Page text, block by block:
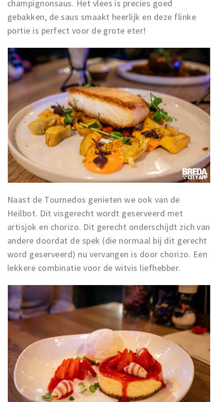
champignonsaus. Het vlees is precies goed
gebakken, de saus smaakt heerlijk en deze flinke
portie is perfect voor de grote eter!
Naast de Tournedos genieten we ook van de
Heilbot. Dit visgerecht wordt geserveerd met
artisjok en chorizo. Dit gerecht onderschijdt zich van
andere doordat de spek (die normaal bij dit gerecht
word geserveerd) nu vervangen is door chorizo. Een
lekkere combinatie voor de witvis liefhebber.